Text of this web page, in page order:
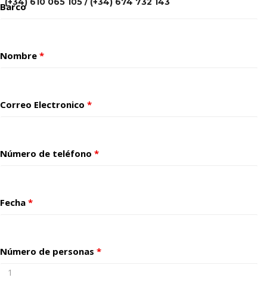
Barco
Nombre *
Correo Electronico *
Número de teléfono *
Fecha *
Número de personas *